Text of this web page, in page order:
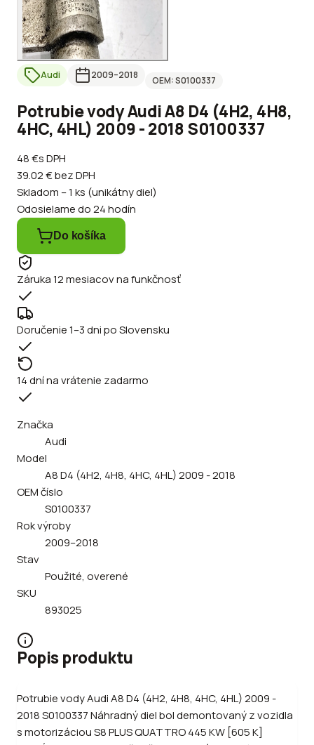
Audi 2009–2018 OEM:S0100337
Potrubie vody Audi A8 D4 (4H2, 4H8,
4HC, 4HL) 2009 - 2018 S0100337
48 €s DPH
39.02 €bez DPH
Skladom – 1 ks (unikátny diel)
Odosielame do 24 hodín
Do košíka
Záruka 12 mesiacov na funkčnosť
Doručenie 1–3 dni po Slovensku
14 dní na vrátenie zadarmo
Značka
Audi
Model
A8 D4 (4H2, 4H8, 4HC, 4HL) 2009 - 2018
OEM číslo
S0100337
Rok výroby
2009–2018
Stav
Použité, overené
SKU
893025
Popis produktu
Potrubie vody Audi A8 D4 (4H2, 4H8, 4HC, 4HL) 2009 -
2018 S0100337 Náhradný diel bol demontovaný z vozidla
s motorizáciou S8 PLUS QUATTRO 445 KW [605 K]